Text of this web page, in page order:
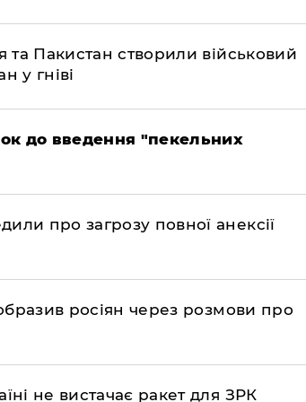
та Пакистан створили військовий
у гніві
до введення "пекельних
про загрозу повної анексії
росіян через розмови про
не вистачає ракет для ЗРК